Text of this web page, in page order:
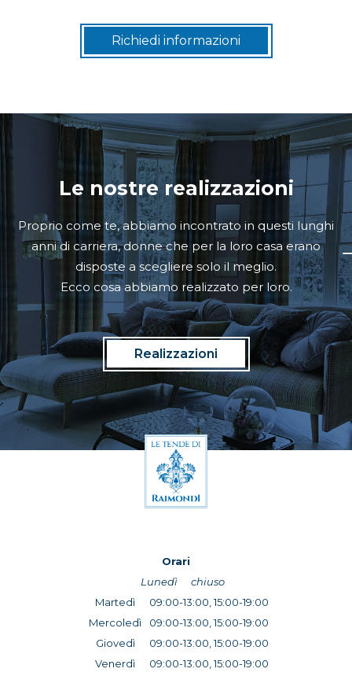
Richiedi informazioni
Le nostre realizzazioni
Proprio come te, abbiamo incontrato in questi lunghi
anni di carriera, donne che per la loro casa erano
disposte a scegliere solo il meglio.
Ecco cosa abbiamo realizzato per loro.
Realizzazioni
Orari
Lunedì
chiuso
Martedì
09:00-13:00, 15:00-19:00
Mercoledì
09:00-13:00, 15:00-19:00
Giovedì
09:00-13:00, 15:00-19:00
Venerdì
09:00-13:00, 15:00-19:00